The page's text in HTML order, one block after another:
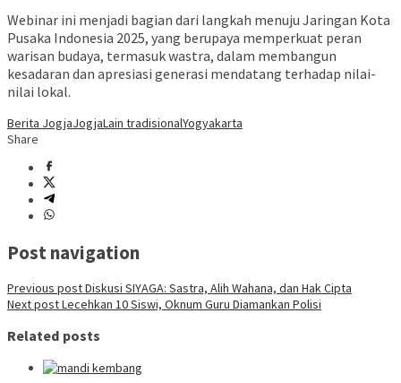
Webinar ini menjadi bagian dari langkah menuju Jaringan Kota
Pusaka Indonesia 2025, yang berupaya memperkuat peran
warisan budaya, termasuk wastra, dalam membangun
kesadaran dan apresiasi generasi mendatang terhadap nilai-
nilai lokal.
Berita JogjaJogjaLain tradisionalYogyakarta
Share
Post navigation
Previous postDiskusi SIYAGA: Sastra, Alih Wahana, dan Hak Cipta
Next postLecehkan 10 Siswi, Oknum Guru Diamankan Polisi
Related posts